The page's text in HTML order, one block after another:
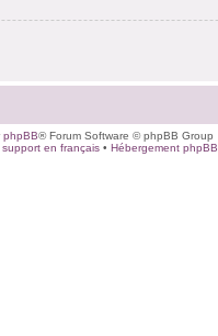
phpBB® Forum Software © phpBB Group
en français• Hébergement phpBB